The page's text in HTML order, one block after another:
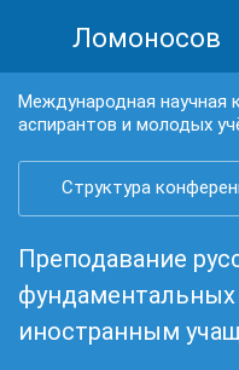
Ломоносов
Международная научная
аспирантов и молодых
Структура
Преподавание
иностранным